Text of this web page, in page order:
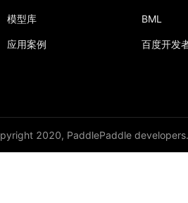
模型库
应用案例
BML
百度开发
2020, PaddlePaddle developers.